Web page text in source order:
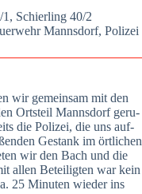
Schier­ling 40/2
Manns­dorf, Poli­zei
wir gemein­sam mit den
Orts­teil Manns­dorf geru­
die Poli­zei, die uns auf­
Gestank im ört­li­chen
wir den Bach und die
allen Betei­lig­ten war kein
25 Minu­ten wie­der ins